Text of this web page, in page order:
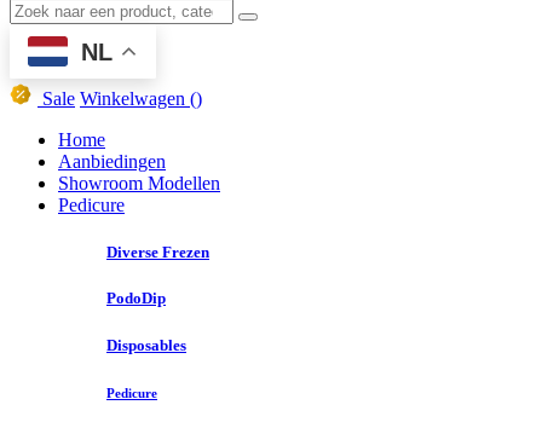
NL
Sale Winkelwagen ()
Home
Aanbiedingen
Showroom Modellen
Pedicure
Diverse Frezen
PodoDip
Disposables
Pedicure